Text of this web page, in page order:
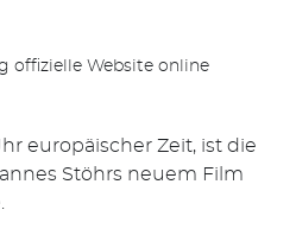
offizielle Website online
europäischer Zeit, ist die
Stöhrs neuem Film